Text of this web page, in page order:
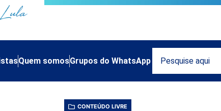
Quem somosGrupos do WhatsApp
CONTEÚDO LIVRE